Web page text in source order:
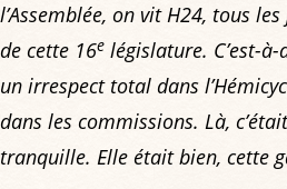
l’Assemblée, on vit H24, tous
de cette 16e législature. C’est-
un irrespect total dans
dans les commissions. Là,
tranquille. Elle était bien, cette